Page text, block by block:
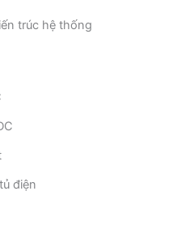
trúc hệ thống
điện